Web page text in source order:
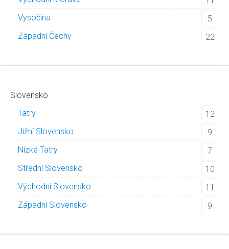
Vysočina
5
Západní Čechy
22
Slovensko
Tatry
12
Jižní Slovensko
9
Nízké Tatry
7
Střední Slovensko
10
Východní Slovensko
11
Západní Slovensko
9